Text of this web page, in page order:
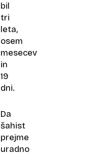
bil
tri
leta,
osem
mesecev
in
19
dni.
Da
šahist
prejme
uradno